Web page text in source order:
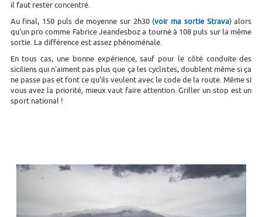
il faut rester concentré.
Au final, 150 puls de moyenne sur 2h30 (voir ma sortie Strava) alors
qu'un pro comme Fabrice Jeandesboz a tourné à 108 puls sur la même
sortie. La différence est assez phénoménale.
En tous cas, une bonne expérience, sauf pour le côté conduite des
siciliens qui n'aiment pas plus que ça les cyclistes, doublent même si ça
ne passe pas et font ce qu'ils veulent avec le code de la route. Même si
vous avez la priorité, mieux vaut faire attention. Griller un stop est un
sport national !